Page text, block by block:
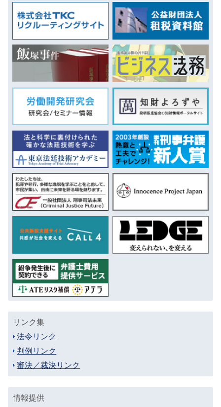
リンク集
法令リンク
判例リンク
審決／裁決リンク
情報提供